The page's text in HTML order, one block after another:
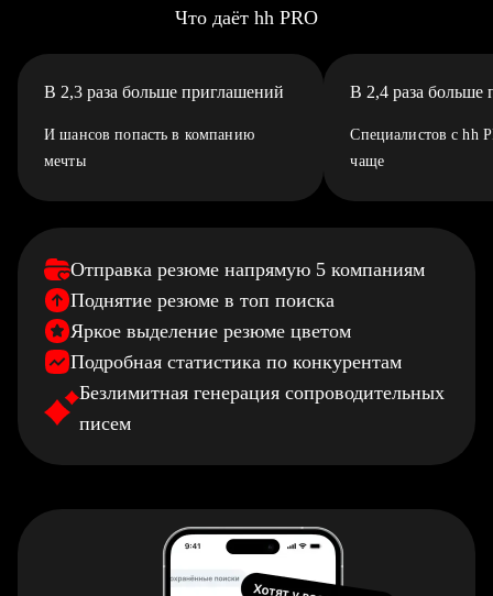
Что даёт hh PRO
В 2,3 раза больше приглашений
И шансов попасть в компанию
мечты
В 2,4 раза больше
Специалистов с hh
чаще
Отправка резюме напрямую 5 компаниям
Поднятие резюме в топ поиска
Яркое выделение резюме цветом
Подробная статистика по конкурентам
Безлимитная генерация сопроводительных
писем